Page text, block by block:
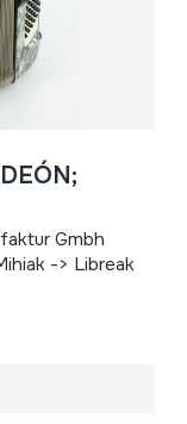
Gmbh
-> Libreak